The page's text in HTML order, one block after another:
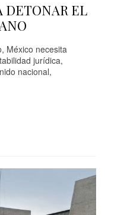
DETONAR EL
México necesita
jurídica,
nacional,